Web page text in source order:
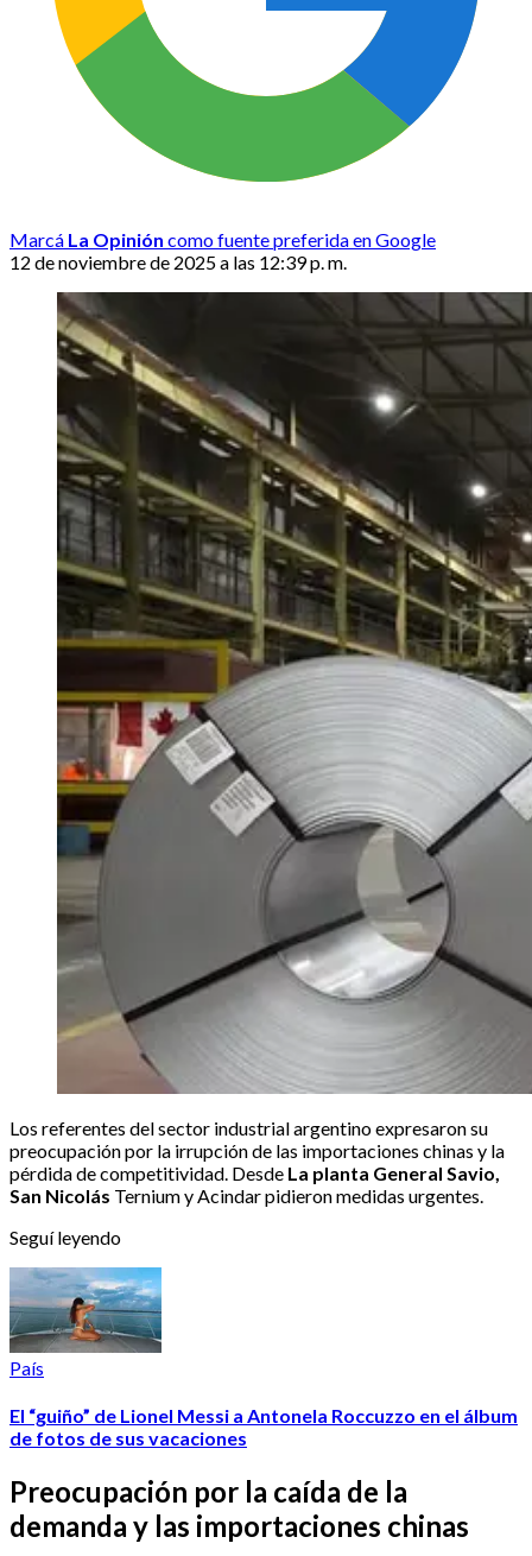
Marcá La Opinión como fuente preferida en Google
12 de noviembre de 2025 a las 12:39 p. m.
Los referentes del sector industrial argentino expresaron su
preocupación por la irrupción de las importaciones chinas y la
pérdida de competitividad. Desde La planta General Savio,
San Nicolás Ternium y Acindar pidieron medidas urgentes.
Seguí leyendo
País
El “guiño” de Lionel Messi a Antonela Roccuzzo en el álbum
de fotos de sus vacaciones
Preocupación por la caída de la
demanda y las importaciones chinas